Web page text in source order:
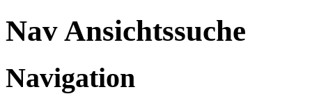
Nav Ansichtssuche
Navigation